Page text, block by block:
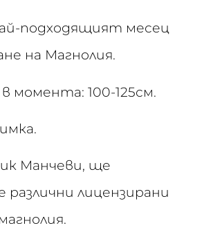
подходящият месец
на Магнолия.
момента: 100-125см.
Манчеви, ще
лицензирани